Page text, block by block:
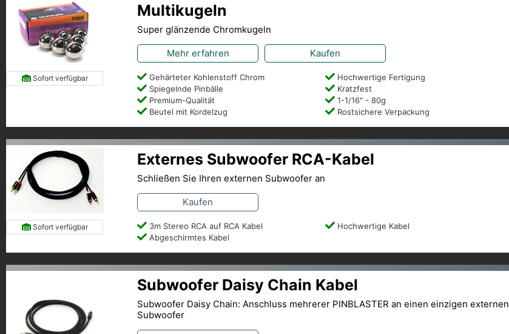
Sofort verfügbar
Multikugeln
Super glänzende Chromkugeln
Mehr erfahren Kaufen
Gehärteter Kohlenstoff Chrom
Hochwertige Fertigung
Spiegelnde Pinbälle
Kratzfest
Premium-Qualität
1-1/16″ - 80g
Beutel mit Kordelzug
Rostsichere Verpackung
Sofort verfügbar
Externes Subwoofer RCA-Kabel
Schließen Sie Ihren externen Subwoofer an
Kaufen
3m Stereo RCA auf RCA Kabel
Hochwertige Kabel
Abgeschirmtes Kabel
Subwoofer Daisy Chain Kabel
Subwoofer Daisy Chain: Anschluss mehrerer PINBLASTER an einen einzigen externen
Subwoofer